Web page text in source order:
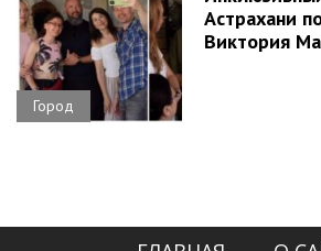
Город
Астрахани
Виктория